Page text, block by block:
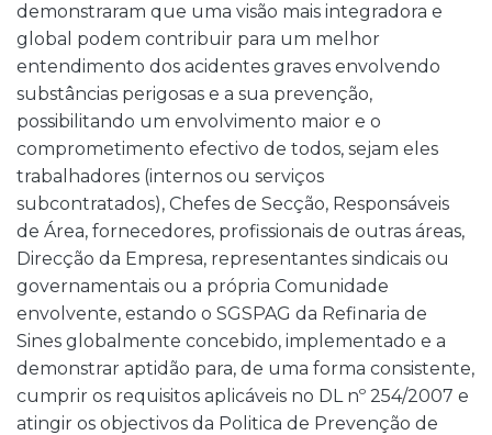
demonstraram que uma visão mais integradora e
global podem contribuir para um melhor
entendimento dos acidentes graves envolvendo
substâncias perigosas e a sua prevenção,
possibilitando um envolvimento maior e o
comprometimento efectivo de todos, sejam eles
trabalhadores (internos ou serviços
subcontratados), Chefes de Secção, Responsáveis
de Área, fornecedores, profissionais de outras áreas,
Direcção da Empresa, representantes sindicais ou
governamentais ou a própria Comunidade
envolvente, estando o SGSPAG da Refinaria de
Sines globalmente concebido, implementado e a
demonstrar aptidão para, de uma forma consistente,
cumprir os requisitos aplicáveis no DL nº 254/2007 e
atingir os objectivos da Politica de Prevenção de